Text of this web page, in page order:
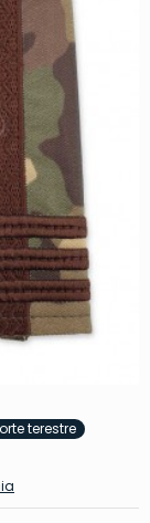
terestre